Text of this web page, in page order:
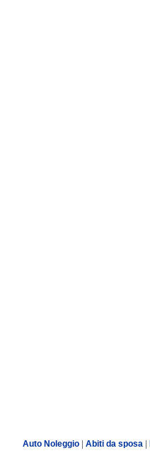
Auto Noleggio| Abiti da sposa|